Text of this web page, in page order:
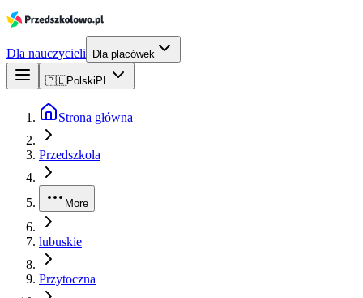
Dla nauczycieli Dla placówek
🇵🇱Polski PL
Strona główna
Przedszkola
More
lubuskie
Przytoczna